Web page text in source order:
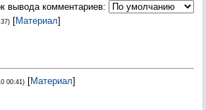
вывода комментариев:
[Материал]
00:41) [Материал]